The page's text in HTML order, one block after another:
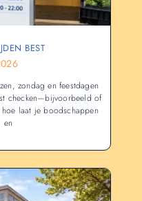
BEST
zondag en feestdagen
checken—bijvoorbeeld of
laat je boodschappen
en